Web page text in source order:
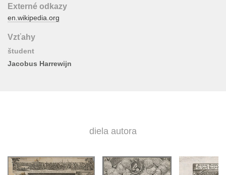
Externé odkazy
en.wikipedia.org
Vzťahy
študent
Jacobus Harrewijn
diela autora